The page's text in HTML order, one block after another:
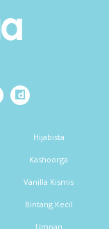
Hijabista
Kashoorga
Vanilla Kismis
Bintang Kecil
Umpan